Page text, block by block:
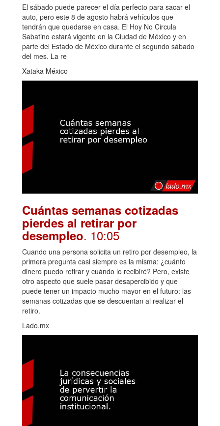
El sábado puede parecer el día perfecto para sacar el
auto, pero este 8 de agosto habrá vehículos que
tendrán que quedarse en casa. El Hoy No Circula
Sabatino estará vigente en la Ciudad de México y en
parte del Estado de México durante el segundo sábado
del mes. La re
Xataka México
Cuántas semanas cotizadas
pierdes al retirar por
desempleo. 10:05
Cuando una persona solicita un retiro por desempleo, la
primera pregunta casi siempre es la misma: ¿cuánto
dinero puedo retirar y cuándo lo recibiré? Pero, existe
otro aspecto que suele pasar desapercibido y que
puede tener un impacto mucho mayor en el futuro: las
semanas cotizadas que se descuentan al realizar el
retiro.
Lado.mx